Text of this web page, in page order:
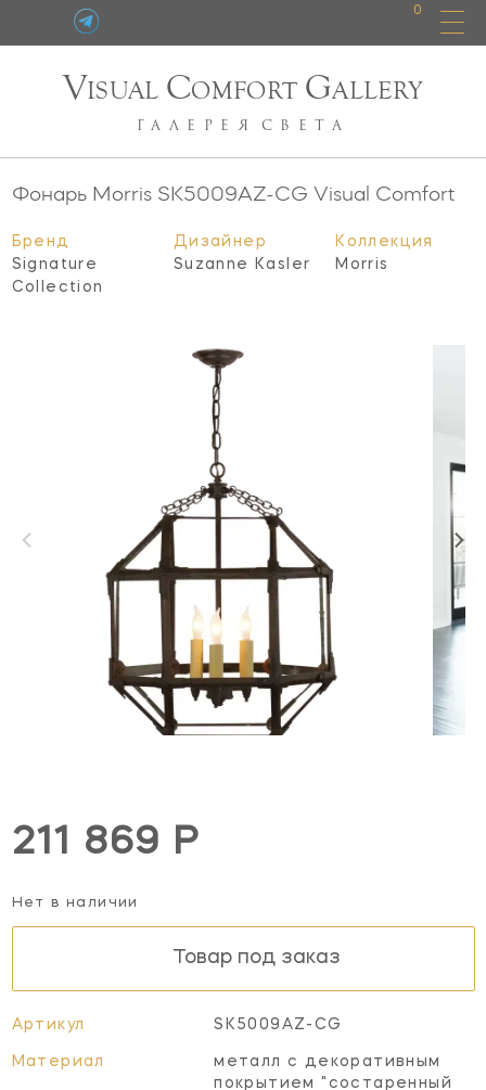
0
VISUAL COMFORT GALLERY
ГАЛЕРЕЯ СВЕТА
Фонарь Morris SK5009AZ-CG Visual Comfort
Бренд
Signature
Collection
Дизайнер
Suzanne Kasler
Коллекция
Morris
211 869 Р
Нет в наличии
Товар под заказ
Артикул SK5009AZ-CG
Материал
металл с декоративным
покрытием "состаренный